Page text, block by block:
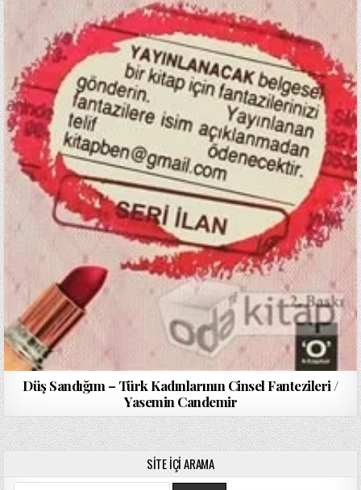
Düş Sandığım – Türk Kadınlarının Cinsel Fantezileri /
Yasemin Candemir
SITE İÇI ARAMA